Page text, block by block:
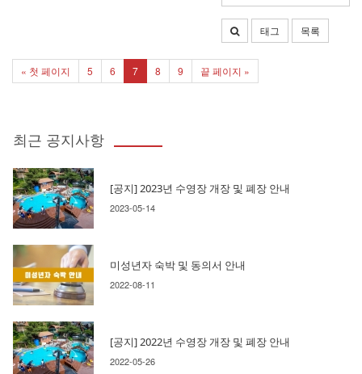
태그 목록
« 첫 페이지 5 6 7 8 9 끝 페이지 »
최근 공지사항
[공지] 2023년 수영장 개장 및 폐장 안내
2023-05-14
미성년자 숙박 및 동의서 안내
2022-08-11
[공지] 2022년 수영장 개장 및 폐장 안내
2022-05-26